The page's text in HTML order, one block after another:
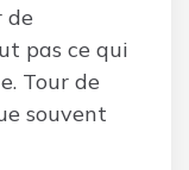
de
pas ce qui
Tour de
souvent